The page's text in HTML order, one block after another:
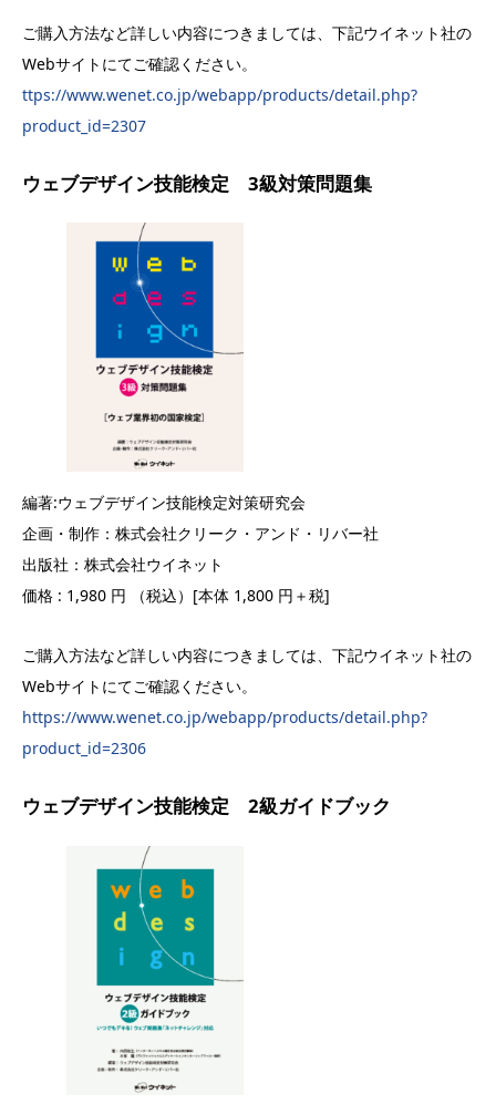
ご購入方法など詳しい内容につきましては、下記ウイネット社の
Webサイトにてご確認ください。
ttps://www.wenet.co.jp/webapp/products/detail.php?
product_id=2307
ウェブデザイン技能検定 3級対策問題集
編著:ウェブデザイン技能検定対策研究会
企画・制作：株式会社クリーク・アンド・リバー社
出版社：株式会社ウイネット
価格 : 1,980 円 （税込）[本体 1,800 円＋税]
ご購入方法など詳しい内容につきましては、下記ウイネット社の
Webサイトにてご確認ください。
https://www.wenet.co.jp/webapp/products/detail.php?
product_id=2306
ウェブデザイン技能検定 2級ガイドブック